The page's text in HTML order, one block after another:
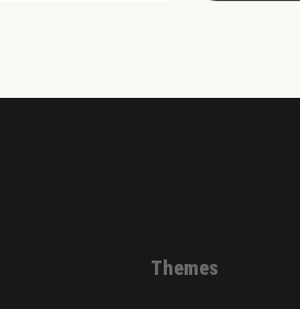
Themes